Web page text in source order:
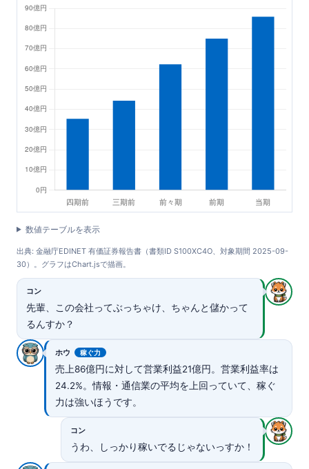
数値テーブルを表示
出典: 金融庁EDINET 有価証券報告書（書類ID S100XC4O、対象期間 2025-09-
30）。グラフはChart.jsで描画。
コン
先輩、この会社ってぶっちゃけ、ちゃんと儲かって
るんすか？
ホウ 稼ぐ力
売上86億円に対して営業利益21億円。営業利益率は
24.2%。情報・通信業の平均を上回っていて、稼ぐ
力は強いほうです。
コン
うわ、しっかり稼いでるじゃないっすか！